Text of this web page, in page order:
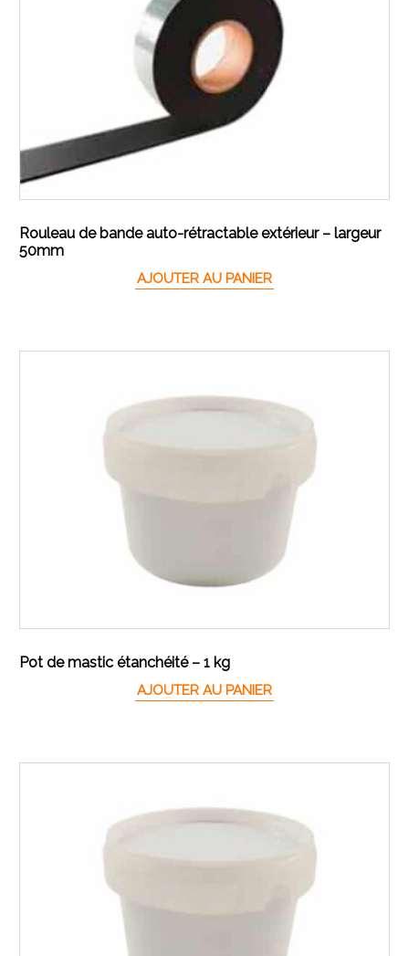
Rouleau de bande auto-rétractable extérieur – largeur
50mm
AJOUTER AU PANIER
Pot de mastic étanchéité – 1 kg
AJOUTER AU PANIER